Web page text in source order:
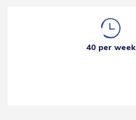
40 per week